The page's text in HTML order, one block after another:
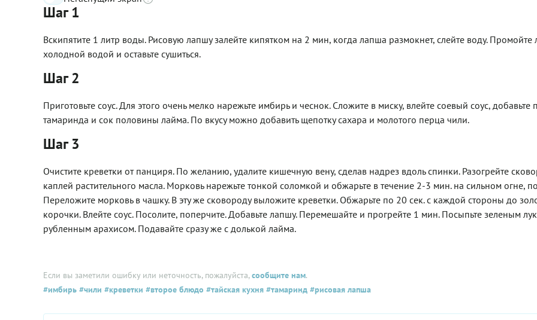
Шаг 1
Вскипятите 1 литр воды. Рисовую лапшу залейте кипятком на 2 мин, когда лапша размокнет, слейте воду. Промойте
холодной водой и оставьте сушиться.
Шаг 2
Приготовьте соус. Для этого очень мелко нарежьте имбирь и чеснок. Сложите в миску, влейте соевый соус, добавьте
тамаринда и сок половины лайма. По вкусу можно добавить щепотку сахара и молотого перца чили.
Шаг 3
Очистите креветки от панциря. По желанию, удалите кишечную вену, сделав надрез вдоль спинки. Разогрейте
каплей растительного масла. Морковь нарежьте тонкой соломкой и обжарьте в течение 2-3 мин. на сильном огне,
Переложите морковь в чашку. В эту же сковороду выложите креветки. Обжарьте по 20 сек. с каждой стороны до
корочки. Влейте соус. Посолите, поперчите. Добавьте лапшу. Перемешайте и прогрейте 1 мин. Посыпьте зеленым
рубленным арахисом. Подавайте сразу же с долькой лайма.
Если вы заметили ошибку или неточность, пожалуйста,сообщите нам.
#имбирь #чили #креветки #второе блюдо #тайская кухня #тамаринд #рисовая лапша